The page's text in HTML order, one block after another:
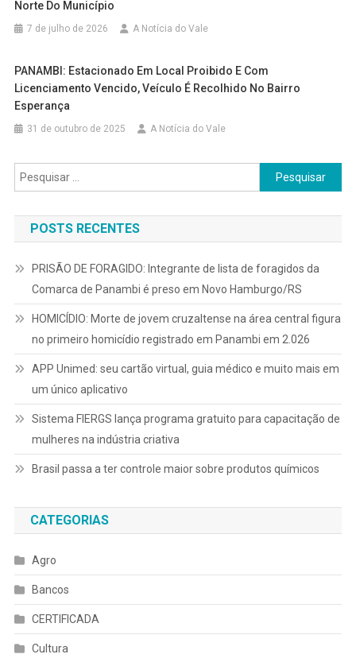
Norte Do Município
7 de julho de 2026 A Notícia do Vale
PANAMBI: Estacionado Em Local Proibido E Com
Licenciamento Vencido, Veículo É Recolhido No Bairro
Esperança
31 de outubro de 2025 A Notícia do Vale
Pesquisar
por:
POSTS RECENTES
PRISÃO DE FORAGIDO: Integrante de lista de foragidos da
Comarca de Panambi é preso em Novo Hamburgo/RS
HOMICÍDIO: Morte de jovem cruzaltense na área central figura
no primeiro homicídio registrado em Panambi em 2.026
APP Unimed: seu cartão virtual, guia médico e muito mais em
um único aplicativo
Sistema FIERGS lança programa gratuito para capacitação de
mulheres na indústria criativa
Brasil passa a ter controle maior sobre produtos químicos
CATEGORIAS
Agro
Bancos
CERTIFICADA
Cultura